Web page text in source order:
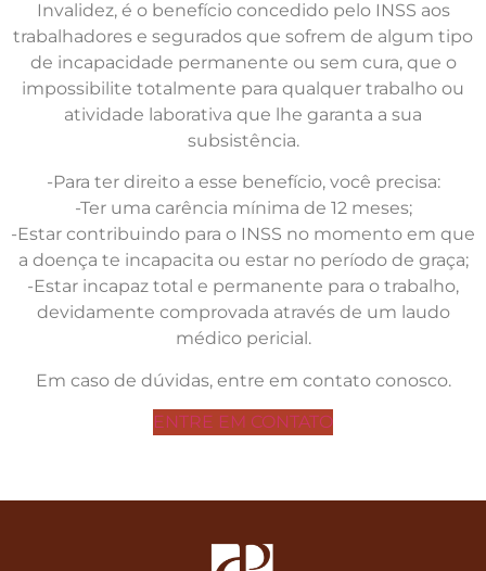
Invalidez, é o benefício concedido pelo INSS aos
trabalhadores e segurados que sofrem de algum tipo
de incapacidade permanente ou sem cura, que o
impossibilite totalmente para qualquer trabalho ou
atividade laborativa que lhe garanta a sua
subsistência.
-Para ter direito a esse benefício, você precisa:
-Ter uma carência mínima de 12 meses;
-Estar contribuindo para o INSS no momento em que
a doença te incapacita ou estar no período de graça;
-Estar incapaz total e permanente para o trabalho,
devidamente comprovada através de um laudo
médico pericial.
Em caso de dúvidas, entre em contato conosco.
ENTRE EM CONTATO